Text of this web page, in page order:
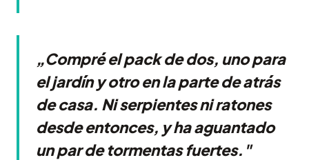
„Compré el pack de dos, uno para
el jardín y otro en la parte de atrás
de casa. Ni serpientes ni ratones
desde entonces, y ha aguantado
un par de tormentas fuertes."